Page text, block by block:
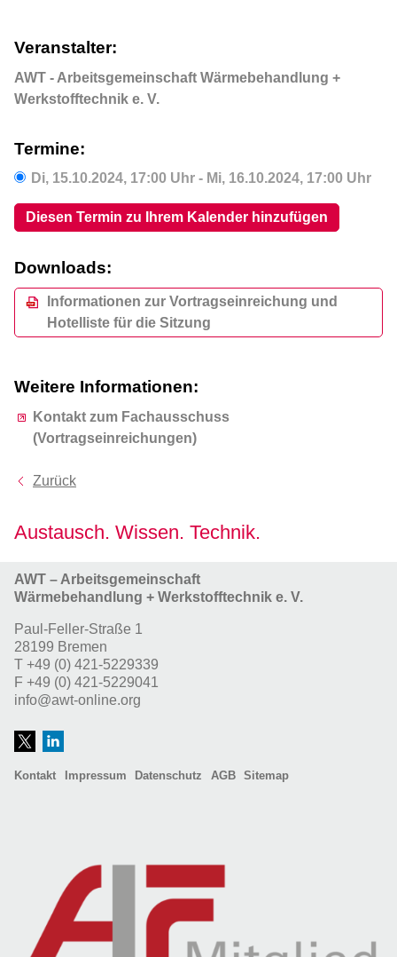
Veranstalter:
AWT - Arbeitsgemeinschaft Wärmebehandlung +
Werkstofftechnik e. V.
Termine:
Di, 15.10.2024, 17:00 Uhr - Mi, 16.10.2024, 17:00 Uhr
Diesen Termin zu Ihrem Kalender hinzufügen
Downloads:
Informationen zur Vortragseinreichung und
Hotelliste für die Sitzung
Weitere Informationen:
Kontakt zum Fachausschuss
(Vortragseinreichungen)
Zurück
Austausch. Wissen. Technik.
AWT – Arbeitsgemeinschaft
Wärmebehandlung + Werkstofftechnik e. V.
Paul-Feller-Straße 1
28199 Bremen
T +49 (0) 421-5229339
F +49 (0) 421-5229041
info@awt-online.org
Kontakt Impressum Datenschutz AGB Sitemap